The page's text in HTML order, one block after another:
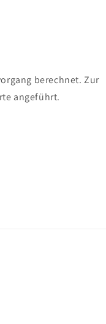
berechnet. Zur
angeführt.